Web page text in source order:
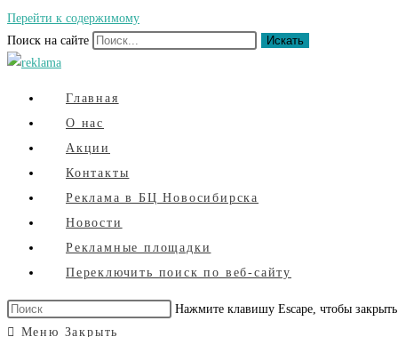
Перейти к содержимому
Поиск на сайте
Искать
Главная
О нас
Акции
Контакты
Реклама в БЦ Новосибирска
Новости
Рекламные площадки
Переключить поиск по веб-сайту
Нажмите клавишу Escape, чтобы
Меню Закрыть